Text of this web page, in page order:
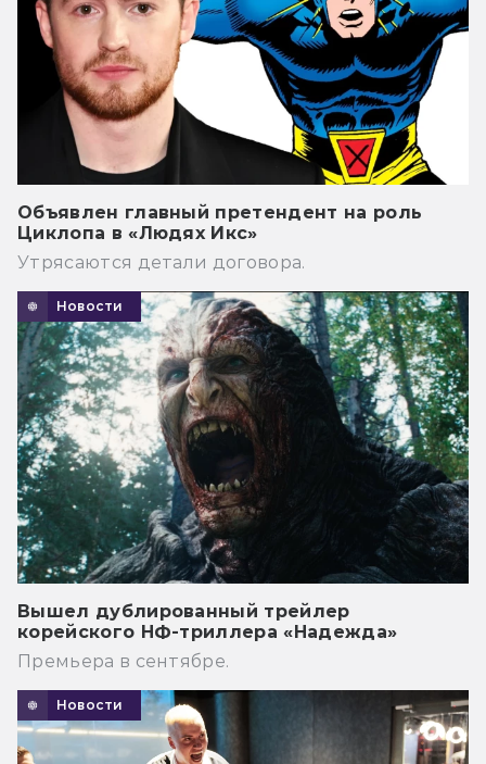
Объявлен главный претендент на роль
Циклопа в «Людях Икс»
Утрясаются детали договора.
Новости
Вышел дублированный трейлер
корейского НФ-триллера «Надежда»
Премьера в сентябре.
Новости